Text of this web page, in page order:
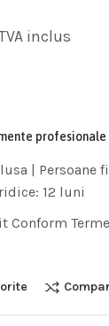
inclus
profesionale
| Persoane
12 luni
Conform